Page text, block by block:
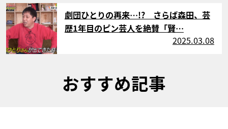
サムネイル
劇団ひとりの再来…!? さらば森田、芸
歴1年目のピン芸人を絶賛「賢…
2025.03.08
おすすめ記事